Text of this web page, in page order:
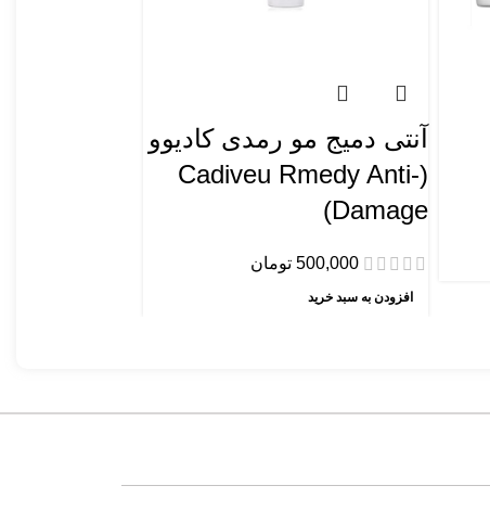
آنتی دمیج مو رمدی کادیوو
(Cadiveu Rmedy Anti-
Damage)
500,000 تومان
افزودن به سبد خرید